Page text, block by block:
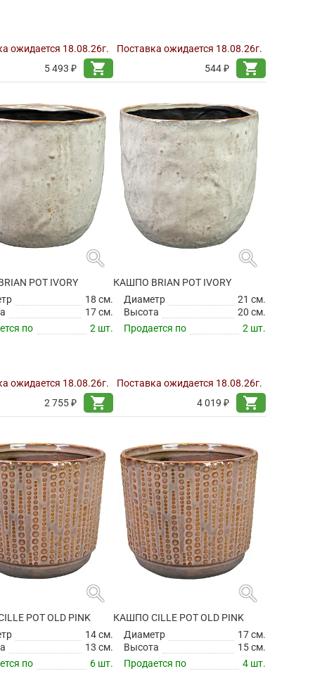
ожидается 18.08.26г.
5 493 ₽
shopping_cart
Поставка ожидается 18.08.26г.
544 ₽
shopping_cart
search
POT IVORY
18 см.
17 см.
по
2 шт.
ожидается 18.08.26г.
2 755 ₽
shopping_cart
search
КАШПО BRIAN POT IVORY
Диаметр
21 см.
Высота
20 см.
Продается по
2 шт.
Поставка ожидается 18.08.26г.
4 019 ₽
shopping_cart
search
POT OLD PINK
14 см.
13 см.
по
6 шт.
search
КАШПО CILLE POT OLD PINK
Диаметр
17 см.
Высота
15 см.
Продается по
4 шт.